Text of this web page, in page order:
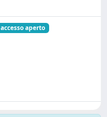
accesso aperto